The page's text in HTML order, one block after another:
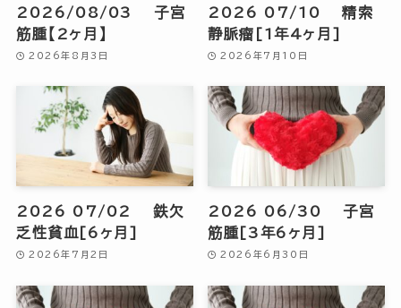
2026/08/03 子宮
筋腫【2ヶ月】
2026年8月3日
2026 07/10 精索
静脈瘤[1年4ヶ月]
2026年7月10日
2026 07/02 鉄欠
乏性貧血[6ヶ月]
2026年7月2日
2026 06/30 子宮
筋腫[3年6ヶ月]
2026年6月30日